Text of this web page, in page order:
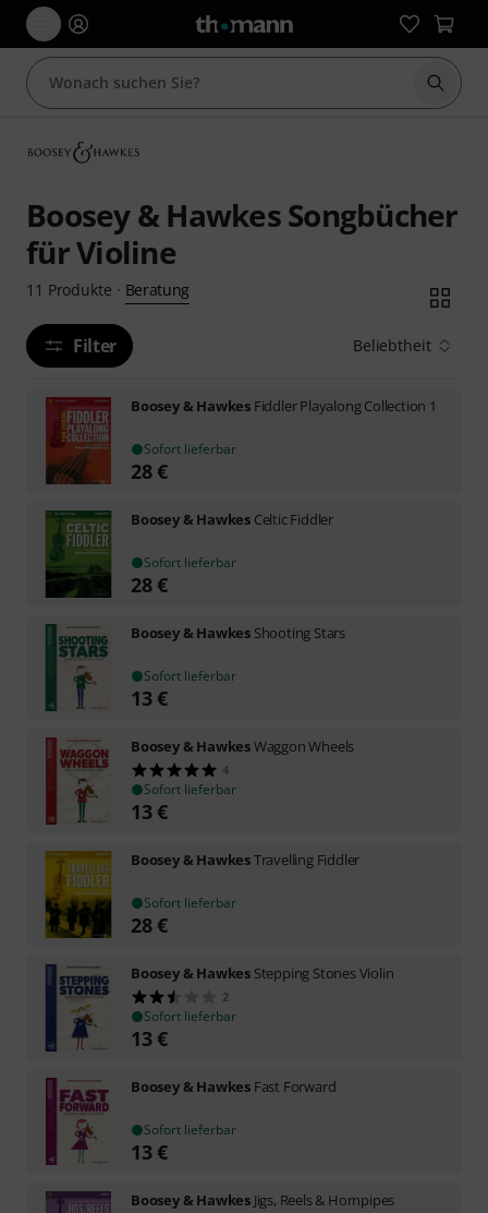
Suche
Boosey & Hawkes Songbücher
für Violine
11 Produkte · Beratung
Filter Beliebtheit
Boosey & Hawkes Fiddler Playalong Collection 1
Sofort lieferbar
28€
Boosey & Hawkes Celtic Fiddler
Sofort lieferbar
28€
Boosey & Hawkes Shooting Stars
Sofort lieferbar
13€
Boosey & HawkesWaggon Wheels
4
Sofort lieferbar
13€
Boosey & HawkesTravelling Fiddler
Sofort lieferbar
28€
Boosey & Hawkes Stepping Stones Violin
2
Sofort lieferbar
13€
Boosey & Hawkes Fast Forward
Sofort lieferbar
13€
Boosey & Hawkes Jigs, Reels & Hornpipes